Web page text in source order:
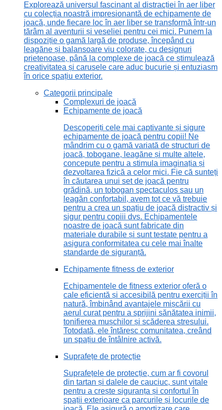
Explorează universul fascinant al distracției în aer liber
cu colecția noastră impresionantă de echipamente de
joacă, unde fiecare loc în aer liber se transformă într-un
tărâm al aventurii și veseliei pentru cei mici. Punem la
dispoziție o gamă largă de produse, începând cu
leagăne și balansoare viu colorate, cu designuri
prietenoase, până la complexe de joacă ce stimulează
creativitatea și carusele care aduc bucurie și entuziasm
în orice spațiu exterior.
Categorii principale
Complexuri de joacă
Echipamente de joacă
Descoperiți cele mai captivante și sigure
echipamente de joacă pentru copii! Ne
mândrim cu o gamă variată de structuri de
joacă, tobogane, leagăne și multe altele,
concepute pentru a stimula imaginația și
dezvoltarea fizică a celor mici. Fie că sunteți
în căutarea unui set de joacă pentru
grădină, un tobogan spectaculos sau un
leagăn confortabil, avem tot ce vă trebuie
pentru a crea un spațiu de joacă distractiv și
sigur pentru copiii dvs. Echipamentele
noastre de joacă sunt fabricate din
materiale durabile și sunt testate pentru a
asigura conformitatea cu cele mai înalte
standarde de siguranță.
Echipamente fitness de exterior
Echipamentele de fitness exterior oferă o
cale eficientă și accesibilă pentru exerciții în
natură, îmbinând avantajele mișcării cu
aerul curat pentru a sprijini sănătatea inimii,
tonifierea mușchilor și scăderea stresului.
Totodată, ele întăresc comunitatea, creând
un spațiu de întâlnire activă.
Suprafețe de protecție
Suprafețele de protecție, cum ar fi covorul
din tartan și dalele de cauciuc, sunt vitale
pentru a crește siguranța și confortul în
spații exterioare ca parcurile și locurile de